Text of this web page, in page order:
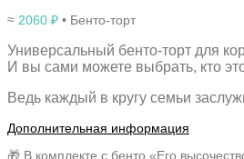
≈ 2060 ₽ • Бенто-торт
Универсальный бенто-торт для
И вы сами можете выбрать, кто
Ведь каждый в кругу семьи
Дополнительная информация
🎁 В комплекте с бенто «Его